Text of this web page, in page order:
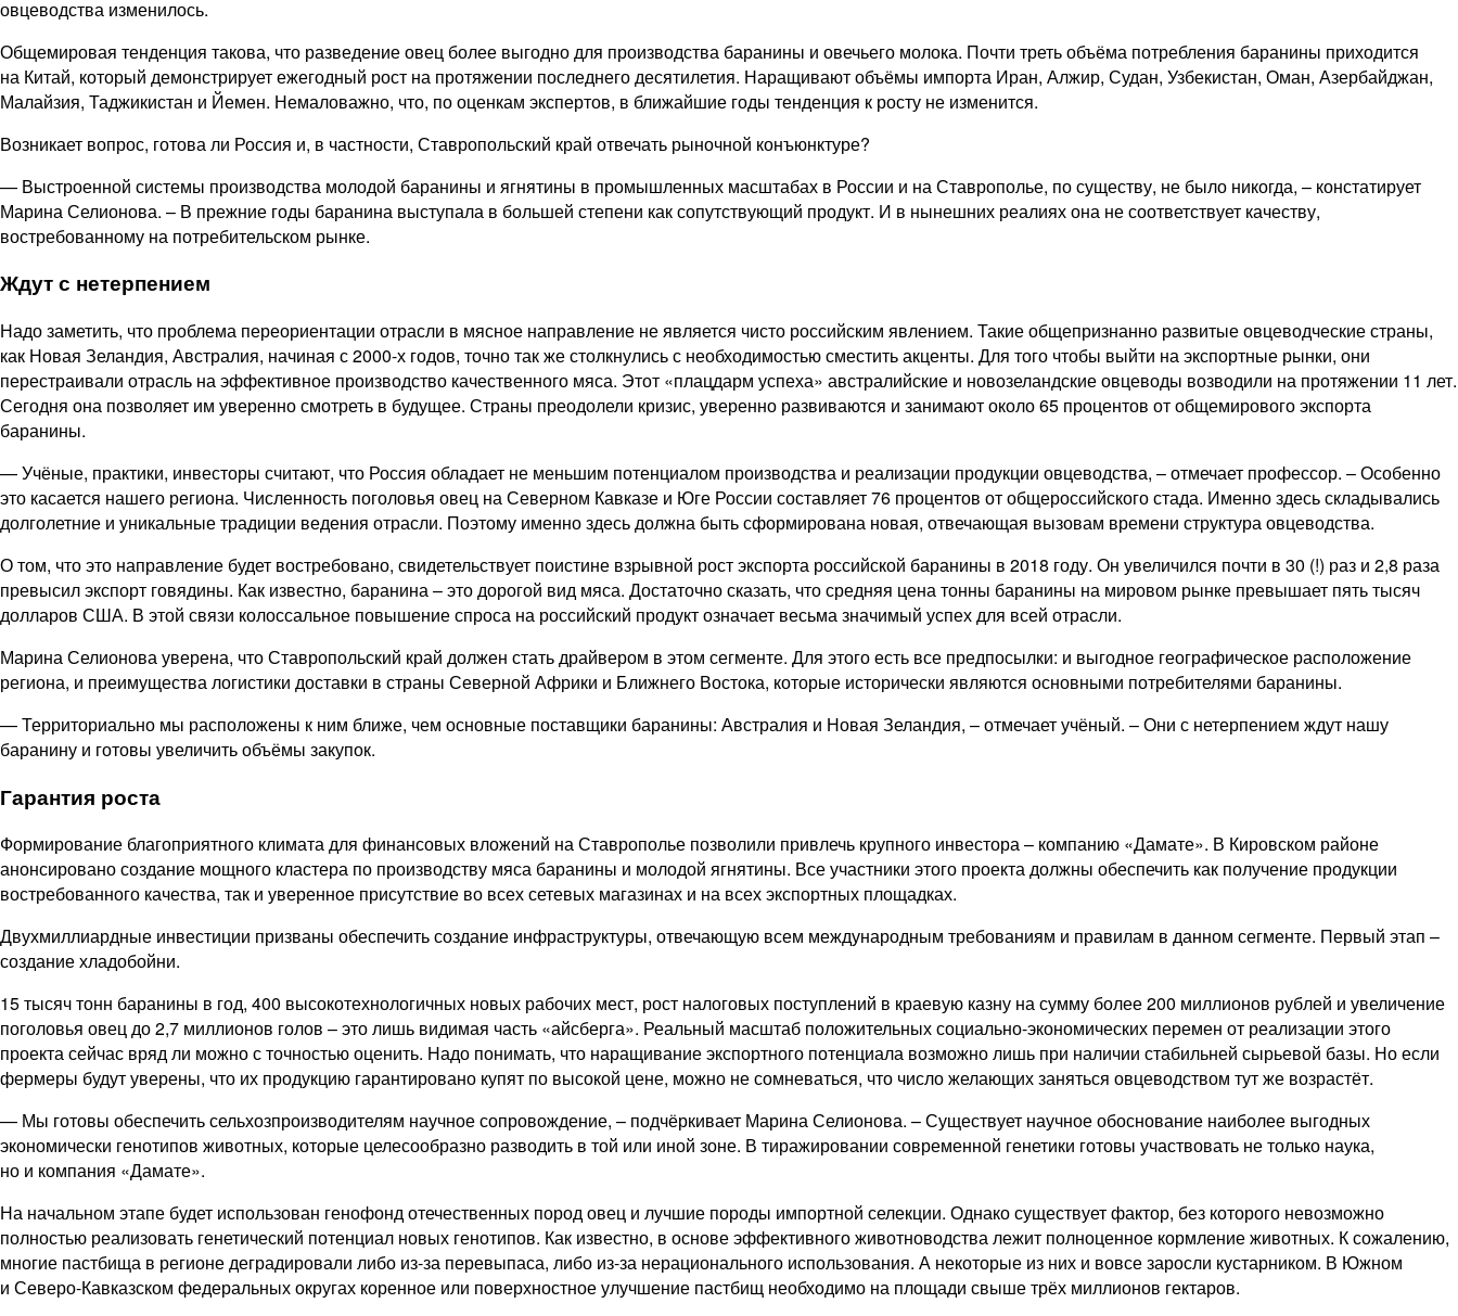
овцеводства изменилось.
Общемировая тенденция такова, что разведение овец более выгодно для производства баранины и овечьего молока. Почти треть объёма потребления баранины приходится
на Китай, который демонстрирует ежегодный рост на протяжении последнего десятилетия. Наращивают объёмы импорта Иран, Алжир, Судан, Узбекистан, Оман, Азербайджан,
Малайзия, Таджикистан и Йемен. Немаловажно, что, по оценкам экспертов, в ближайшие годы тенденция к росту не изменится.
Возникает вопрос, готова ли Россия и, в частности, Ставропольский край отвечать рыночной конъюнктуре?
— Выстроенной системы производства молодой баранины и ягнятины в промышленных масштабах в России и на Ставрополье, по существу, не было никогда, – ​констатирует
Марина Селионова. – ​В прежние годы баранина выступала в большей степени как сопутствую­щий продукт. И в нынешних реалиях она не соответствует качеству,
востребованному на потребительском рынке.
Ждут с нетерпением
Надо заметить, что проблема переориентации отрасли в мясное направление не является чисто российским явлением. Такие общепризнанно развитые овцеводческие страны,
как Новая Зеландия, Австралия, начиная с 2000-х годов, точно так же столкнулись с необходимостью сместить акценты. Для того чтобы выйти на экспортные рынки, они
перестраивали отрасль на эффективное производство качественного мяса. Этот «плацдарм успеха» австралийские и новозеландские овцеводы возводили на протяжении 11 лет.
Сегодня она позволяет им уверенно смотреть в будущее. Страны преодолели кризис, уверенно развиваются и занимают около 65 процентов от общемирового экспорта
баранины.
— Учёные, практики, инвесторы считают, что Россия обладает не меньшим потенциалом производства и реализации продукции овцеводства, – ​отмечает профессор. – ​Особенно
это касается нашего региона. Численность поголовья овец на Северном Кавказе и Юге России составляет 76 процентов от общероссийского стада. Именно здесь складывались
долголетние и уникальные традиции ведения отрасли. Поэтому именно здесь должна быть сформирована новая, отвечающая вызовам времени структура овцеводства.
О том, что это направление будет востребовано, свидетельствует поистине взрывной рост экспорта российской баранины в 2018 году. Он увеличился почти в 30 (!) раз и 2,8 раза
превысил экспорт говядины. Как известно, баранина – ​это дорогой вид мяса. Достаточно сказать, что средняя цена тонны баранины на мировом рынке превышает пять тысяч
долларов США. В этой связи колоссальное повышение спроса на российский продукт означает весьма значимый успех для всей отрасли.
Марина Селионова уверена, что Ставропольский край должен стать драйвером в этом сегменте. Для этого есть все предпосылки: и выгодное географическое расположение
региона, и преимущества логистики доставки в страны Северной Африки и Ближнего Востока, которые исторически являются основными потребителями баранины.
— Территориально мы расположены к ним ближе, чем основные поставщики баранины: Австралия и Новая Зеландия, – ​отмечает учёный. – ​Они с нетерпением ждут нашу
баранину и готовы увеличить объёмы закупок.
Гарантия роста
Формирование благоприятного климата для финансовых вложений на Ставрополье позволили привлечь крупного инвестора – ​компанию «Дамате». В Кировском районе
анонсировано создание мощного кластера по производству мяса баранины и молодой ягнятины. Все участники этого проекта должны обеспечить как получение продукции
востребованного качества, так и уверенное присутствие во всех сетевых магазинах и на всех экспортных площадках.
Двухмиллиардные инвестиции призваны обеспечить создание инфраструктуры, отвечающую всем международным требованиям и правилам в данном сегменте. Первый этап – ​
создание хладобойни.
15 тысяч тонн баранины в год, 400 высокотехнологичных новых рабочих мест, рост налоговых поступлений в крае­вую казну на сумму более 200 миллионов руб­лей и увеличение
поголовья овец до 2,7 миллионов голов – ​это лишь видимая часть «айсберга». Реальный масштаб положительных социально-­экономических перемен от реализации этого
проекта сейчас вряд ли можно с точностью оценить. Надо понимать, что наращивание экспортного потенциала возможно лишь при наличии стабильней сырьевой базы. Но если
фермеры будут уверены, что их продукцию гарантировано купят по высокой цене, можно не сомневаться, что число желающих заняться овцеводством тут же возрастёт.
— Мы готовы обеспечить сельхозпроизводителям научное сопровождение, – ​подчёркивает Марина Селионова. – ​Существует научное обоснование наиболее выгодных
экономически генотипов животных, которые целесообразно разводить в той или иной зоне. В тиражировании современной генетики готовы участвовать не только наука,
но и компания «Дамате».
На начальном этапе будет использован генофонд отечественных пород овец и лучшие породы импортной селекции. Однако существует фактор, без которого невозможно
полностью реализовать генетический потенциал новых генотипов. Как известно, в основе эффективного животноводства лежит полноценное кормление животных. К сожалению,
многие пастбища в регионе деградировали либо из-­за перевыпаса, либо из-­за нерационального использования. А некоторые из них и вовсе заросли кустарником. В Южном
и Северо-­Кавказском федеральных округах коренное или поверхностное улучшение пастбищ необходимо на площади свыше трёх миллио­нов гектаров.